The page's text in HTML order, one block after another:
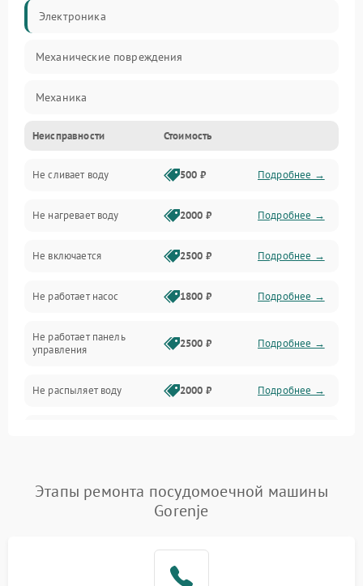
Электроника
Механические повреждения
Механика
Управление
Электропитание
Датчики
Нагрев
Вода
Гигиена
Программное обеспечение
Неисправности Стоимость
Не сливает воду 500 ₽ Подробнее →
Не нагревает воду 2000 ₽ Подробнее →
Не включается 2500 ₽ Подробнее →
Не работает насос 1800 ₽ Подробнее →
Не работает панель
управления
2500 ₽ Подробнее →
Не распыляет воду 2000 ₽ Подробнее →
Проблемы с набором
воды
1800 ₽ Подробнее →
1700 ₽
Этапы ремонта посудомоечной машины
Gorenje